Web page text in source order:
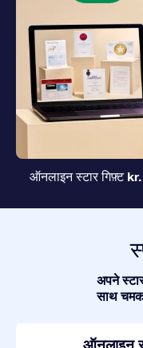
ऑनलाइन स्टार गिफ़्ट
अपने
साथ